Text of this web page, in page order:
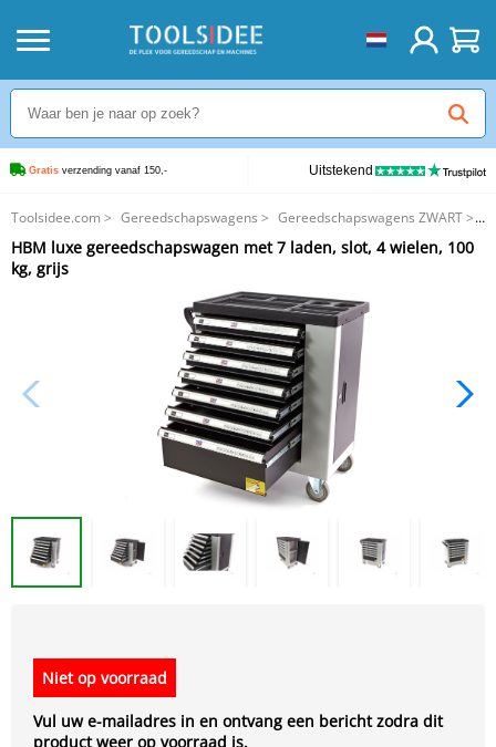
Gratis verzending vanaf 150,- Uitstekend
Toolsidee.com > Gereedschapswagens > Gereedschapswagens ZWART>
HBM luxe gereedschapswagen met 7 laden, slot, 4 wielen, 100 kg, grijs
HBM luxe gereedschapswagen met 7 laden, slot, 4 wielen, 100
kg, grijs
Niet op voorraad
Vul uw e-mailadres in en ontvang een bericht zodra dit
product weer op voorraad is.